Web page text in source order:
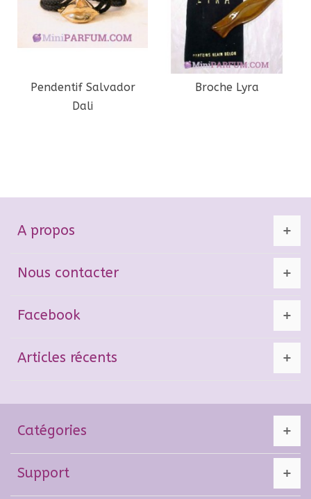
Pendentif Salvador
Dali
Broche Lyra
A propos
Nous contacter
Facebook
Articles récents
Catégories
Support